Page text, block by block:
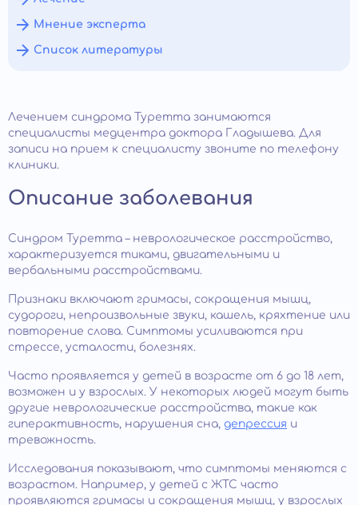
Мнение эксперта
Список литературы
Лечением синдрома Туретта занимаются
специалисты медцентра доктора Гладышева. Для
записи на прием к специалисту звоните по телефону
клиники.
Описание заболевания
Синдром Туретта – неврологическое расстройство,
характеризуется тиками, двигательными и
вербальными расстройствами.
Признаки включают гримасы, сокращения мышц,
судороги, непроизвольные звуки, кашель, кряхтение или
повторение слова. Симптомы усиливаются при
стрессе, усталости, болезнях.
Часто проявляется у детей в возрасте от 6 до 18 лет,
возможен и у взрослых. У некоторых людей могут быть
другие неврологические расстройства, такие как
гиперактивность, нарушения сна, депрессия и
тревожность.
Исследования показывают, что симптомы меняются с
возрастом. Например, у детей с ЖТС часто
проявляются гримасы и сокращения мышц, у взрослых